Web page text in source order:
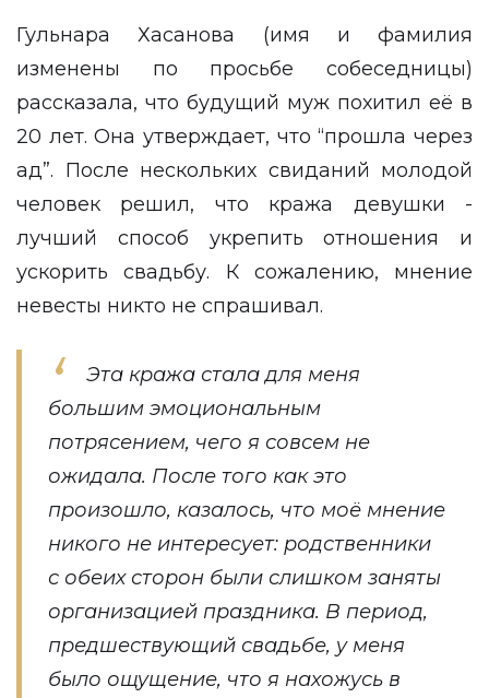
Гульнара Хасанова (имя и фамилия
изменены по просьбе собеседницы)
рассказала, что будущий муж похитил её в
20 лет. Она утверждает, что “прошла через
ад”. После нескольких свиданий молодой
человек решил, что кража девушки -
лучший способ укрепить отношения и
ускорить свадьбу. К сожалению, мнение
невесты никто не спрашивал.
Эта кража стала для меня
большим эмоциональным
потрясением, чего я совсем не
ожидала. После того как это
произошло, казалось, что моё мнение
никого не интересует: родственники
с обеих сторон были слишком заняты
организацией праздника. В период,
предшествующий свадьбе, у меня
было ощущение, что я нахожусь в